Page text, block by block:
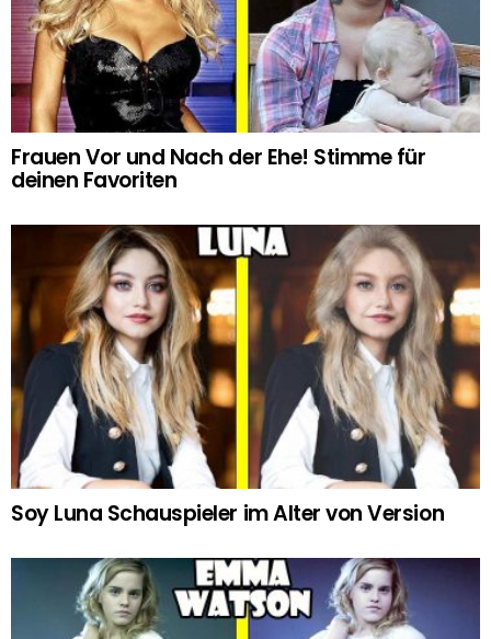
Frauen Vor und Nach der Ehe! Stimme für
deinen Favoriten
Soy Luna Schauspieler im Alter von Version